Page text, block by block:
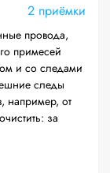
2 приёмки
провода,
примесей
и со следами
следы
например, от
за